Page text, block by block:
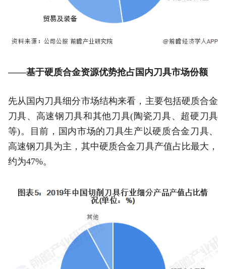
——基于硬质合金资源优势抢占国内刀具市场份额
先从国内刀具细分市场结构来看，主要包括硬质合金
刀具、高速钢刀具和其他刀具(陶瓷刀具、超硬刀具
等)。目前，国内市场的刀具生产以硬质合金刀具、
高速钢刀具为主，其中硬质合金刀具产值占比最大，
约为47%。